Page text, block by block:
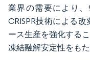
業界の需要により、
CRISPR技術による
ース生産を強化する
凍結融解安定性をもた